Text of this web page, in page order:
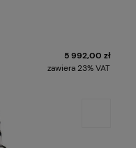
5 992,00 zł
zawiera 23% VAT